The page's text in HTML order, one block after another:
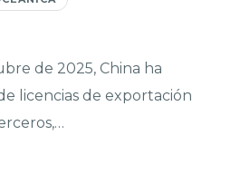
de 2025, China ha
licencias de exportación